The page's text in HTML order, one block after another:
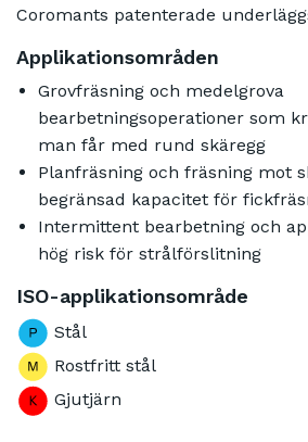
Coromants patenterade
Applikationsområden
Grovfräsning och medelgrova
bearbetningsoperationer som
man får med rund skäregg
Planfräsning och fräsning mot
begränsad kapacitet för
Intermittent bearbetning och
hög risk för strålförslitning
ISO-applikationsområde
Stål
Rostfritt stål
Gjutjärn